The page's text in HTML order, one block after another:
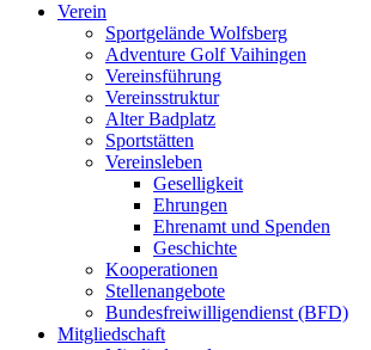
Verein
Sportgelände Wolfsberg
Adventure Golf Vaihingen
Vereinsführung
Vereinsstruktur
Alter Badplatz
Sportstätten
Vereinsleben
Geselligkeit
Ehrungen
Ehrenamt und Spenden
Geschichte
Kooperationen
Stellenangebote
Bundesfreiwilligendienst (BFD)
Mitgliedschaft